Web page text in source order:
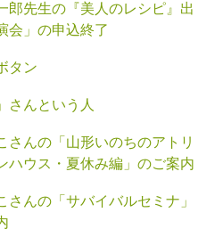
郎先生の『美人のレシピ』出
会」の申込終了
タン
さんという人
さんの「山形いのちのアトリ
ハウス・夏休み編」のご案内
さんの「サバイバルセミナ」